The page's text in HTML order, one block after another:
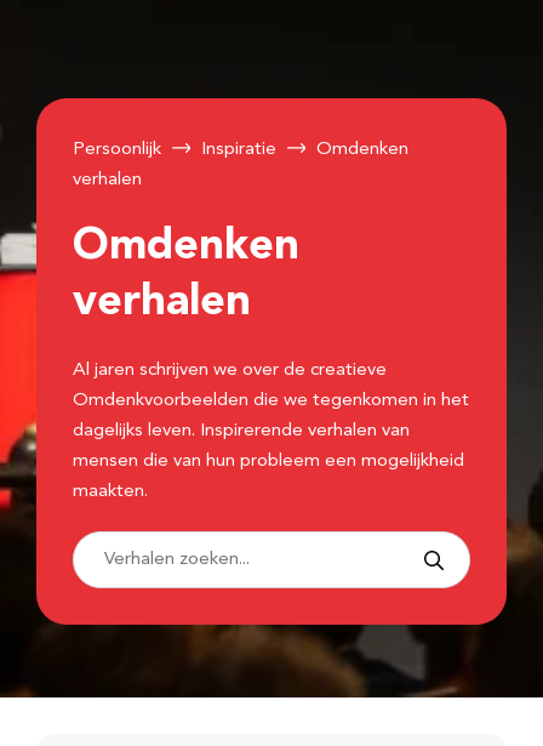
Persoonlijk Inspiratie
Omdenken
verhalen
Omdenken
verhalen
Al jaren schrijven we over de creatieve
Omdenkvoorbeelden die we tegenkomen in het
dagelijks leven. Inspirerende verhalen van
mensen die van hun probleem een mogelijkheid
maakten.